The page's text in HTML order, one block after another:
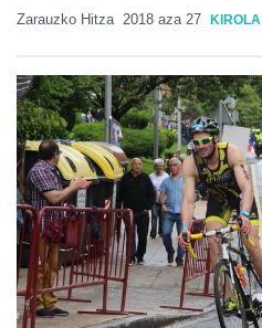
Zarauzko Hitza 2018 aza 27 KIROLA